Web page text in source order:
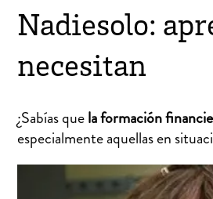
Nadiesolo:
necesitan
¿Sabías quela formación
especialmente aquellas en